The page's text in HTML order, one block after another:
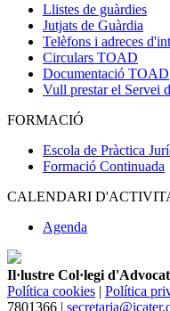
Llistes de guàrdies
Jutjats de Guàrdia
Telèfons i adreces
Circulars TOAD
Documentació TOAD
Vull prestar el Servei
FORMACIÓ
Escola de Pràctica
Formació Continuada
CALENDARI
Agenda
Il·lustre Col·legi
Política cookies | Política
7801366 |